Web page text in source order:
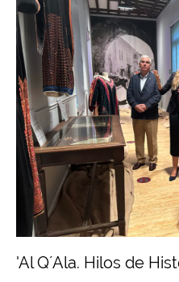
'Al Q´Ala. Hilos de